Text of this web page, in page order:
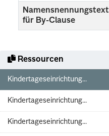
Ressourcen
Kindertageseinrichtung...
Kindertageseinrichtung...
Kindertageseinrichtung...
Namensnennungstext
für By-Clause